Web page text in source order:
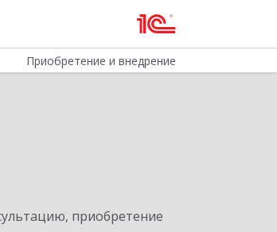
Приобретение и внедрение
приобретение